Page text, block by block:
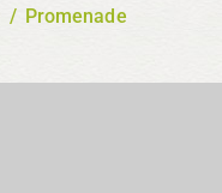
/ Promenade